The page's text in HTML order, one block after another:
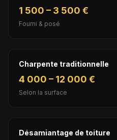
1 500 – 3 500 €
Fourni & posé
Charpente traditionnelle
4 000 – 12 000 €
Selon la surface
Désamiantage de toiture